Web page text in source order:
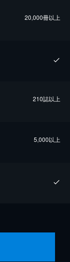
20,000冊以上
210誌以上
5,000以上